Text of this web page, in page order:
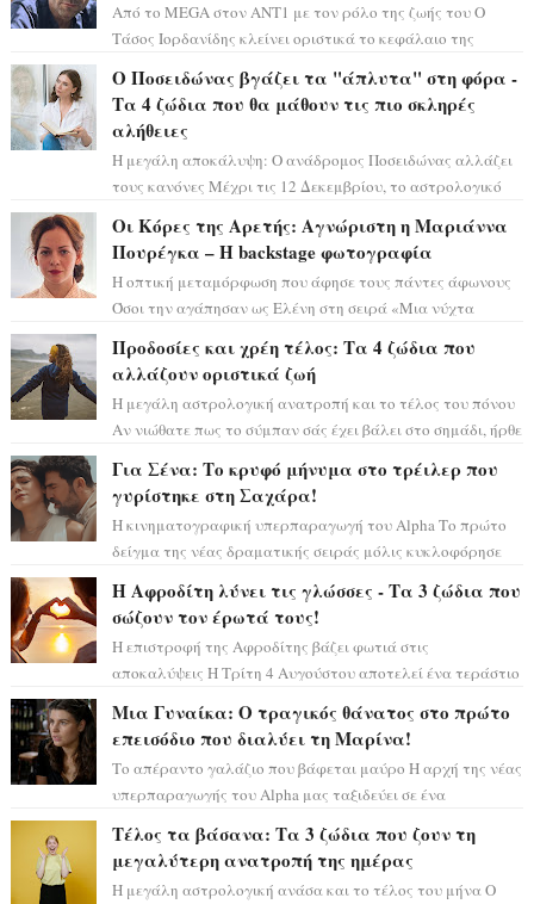
Από το MEGA στον ΑΝΤ1 με τον ρόλο της ζωής του Ο
Τάσος Ιορδανίδης κλείνει οριστικά το κεφάλαιο της
Ο Ποσειδώνας βγάζει τα "άπλυτα" στη φόρα -
Τα 4 ζώδια που θα μάθουν τις πιο σκληρές
αλήθειες
Η μεγάλη αποκάλυψη: Ο ανάδρομος Ποσειδώνας αλλάζει
τους κανόνες Μέχρι τις 12 Δεκεμβρίου, το αστρολογικό
Οι Κόρες της Αρετής: Αγνώριστη η Μαριάννα
Πουρέγκα – H backstage φωτογραφία
Η οπτική μεταμόρφωση που άφησε τους πάντες άφωνους
Όσοι την αγάπησαν ως Ελένη στη σειρά «Μια νύχτα
Προδοσίες και χρέη τέλος: Τα 4 ζώδια που
αλλάζουν οριστικά ζωή
Η μεγάλη αστρολογική ανατροπή και το τέλος του πόνου
Αν νιώθατε πως το σύμπαν σάς έχει βάλει στο σημάδι, ήρθε
Για Σένα: Το κρυφό μήνυμα στο τρέιλερ που
γυρίστηκε στη Σαχάρα!
Η κινηματογραφική υπερπαραγωγή του Alpha Το πρώτο
δείγμα της νέας δραματικής σειράς μόλις κυκλοφόρησε
Η Αφροδίτη λύνει τις γλώσσες - Τα 3 ζώδια που
σώζουν τον έρωτά τους!
Η επιστροφή της Αφροδίτης βάζει φωτιά στις
αποκαλύψεις Η Τρίτη 4 Αυγούστου αποτελεί ένα τεράστιο
Μια Γυναίκα: Ο τραγικός θάνατος στο πρώτο
επεισόδιο που διαλύει τη Μαρίνα!
Το απέραντο γαλάζιο που βάφεται μαύρο Η αρχή της νέας
υπερπαραγωγής του Alpha μας ταξιδεύει σε ένα
Τέλος τα βάσανα: Τα 3 ζώδια που ζουν τη
μεγαλύτερη ανατροπή της ημέρας
Η μεγάλη αστρολογική ανάσα και το τέλος του μήνα Ο